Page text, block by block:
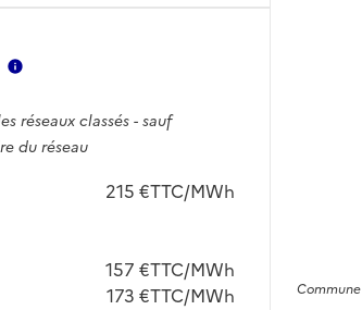
réseaux classés - sauf
du réseau
215 €TTC/MWh
157 €TTC/MWh
173 €TTC/MWh
Commune